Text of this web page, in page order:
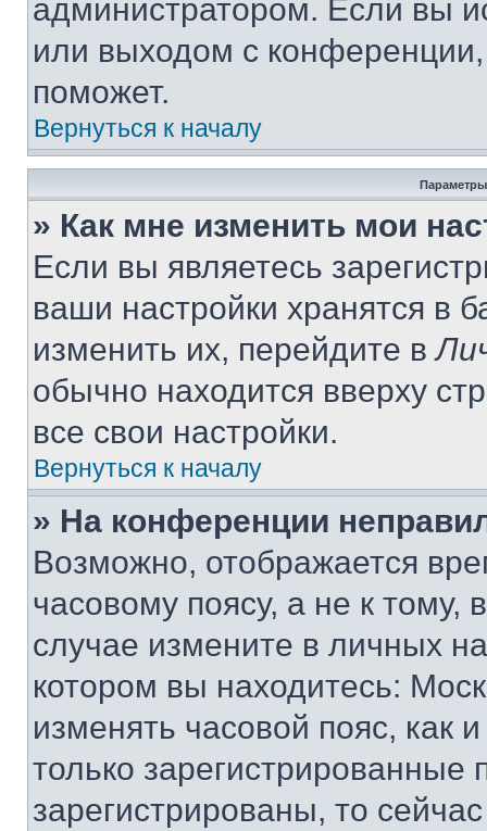
администратором. Если вы
или выходом с
поможет.
Вернуться к началу
Параметры
» Как мне изменить мои
Если вы являетесь
ваши настройки хранятся в
изменить их, перейдите в
обычно находится вверху
все свои настройки.
Вернуться к началу
» На конференции
Возможно, отображается
часовому поясу, а не к тому,
случае измените в личных
котором вы находитесь:
изменять часовой пояс, как
только
зарегистрированы, то